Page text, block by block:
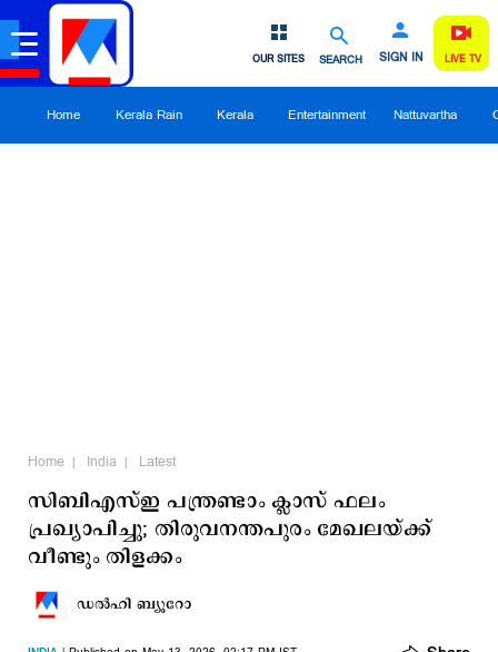
SEARCH SIGN IN
OUR SITES LIVE TV
Home Kerala Rain Kerala Entertainment Nattuvartha
Home India Latest
സിബിഎസ്ഇ പന്ത്രണ്ടാം ക്ലാസ് ഫലം
പ്രഖ്യാപിച്ചു; തിരുവനന്തപുരം മേഖലയ്ക്ക്
വീണ്ടും തിളക്കം
ഡല്‍ഹി ബ്യൂറോ